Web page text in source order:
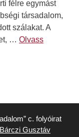
félre egymást
társadalom,
szálakat. A
… Olvass
c. folyóirat
Gusztáv